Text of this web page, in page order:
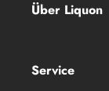
Über Liquon
Service